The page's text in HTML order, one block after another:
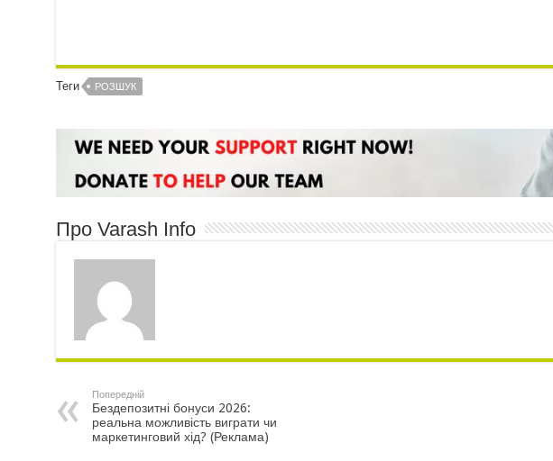
Теги РОЗШУК
Про Varash Info
Попередній
Бездепозитні бонуси 2026:
реальна можливість виграти чи
маркетинговий хід? (Реклама)